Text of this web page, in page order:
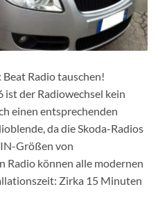
Radio tauschen!
ist der Radiowechsel kein
einen entsprechenden
da die Skoda-Radios
Größen von
Radio können alle modernen
Zirka 15 Minuten